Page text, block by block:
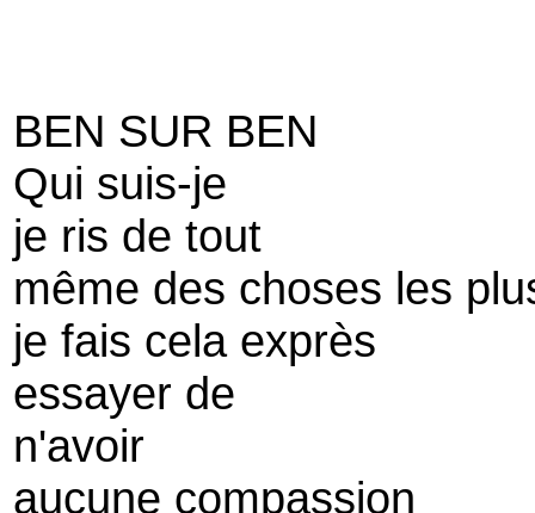
BEN SUR BEN
Qui suis-je
je ris de tout
même des choses les
je fais cela exprès
essayer de
n'avoir
aucune compassion